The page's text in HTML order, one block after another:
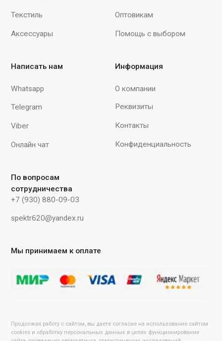
Продолжая работу с сайтом, вы даете согласие на использование сайтом
cookies и обработку персональных данных в целях функционирования
информации на основе ваших предпочтений и интересов.
обязательна.